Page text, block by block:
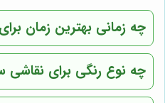
چه زمانی بهترین زمان
چه نوع رنگی برای